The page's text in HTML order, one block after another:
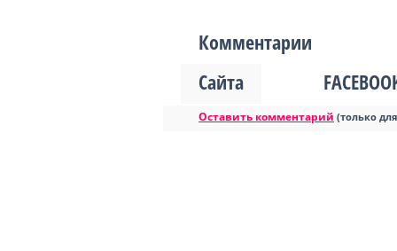
Комментарии
Сайта
Оставить комментарий (только